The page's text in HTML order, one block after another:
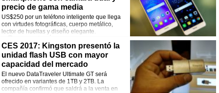
¡Comparte esta noticia!
Facebook
Twitter
WhatsApp
Email
precio de gama media
US$250 por un teléfono inteligente que llega
con virtudes fotográficas, cuerpo metálico,
lector de huellas y diseño elegante.
¡Comparte esta noticia!
Facebook
Twitter
WhatsApp
Email
CES 2017: Kingston presentó la
unidad flash USB con mayor
capacidad del mercado
El nuevo DataTraveler Ultimate GT será
ofrecido en variantes de 1TB y 2TB. La
compañía confirmó que saldrá a la venta en